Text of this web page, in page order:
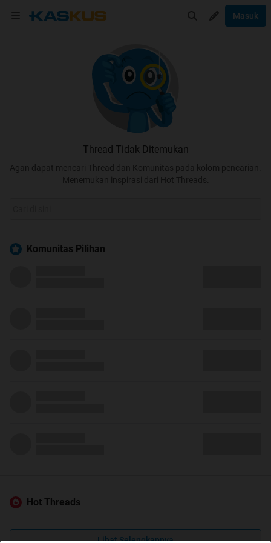
Masuk
Thread Tidak Ditemukan
Agan dapat mencari Thread dan Komunitas pada kolom pencarian.
Menemukan inspirasi dari Hot Threads.
Komunitas Pilihan
Hot Threads
Lihat Selengkapnya